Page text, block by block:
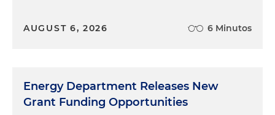
AUGUST 6, 2026 6 Minutos
Energy Department Releases New
Grant Funding Opportunities